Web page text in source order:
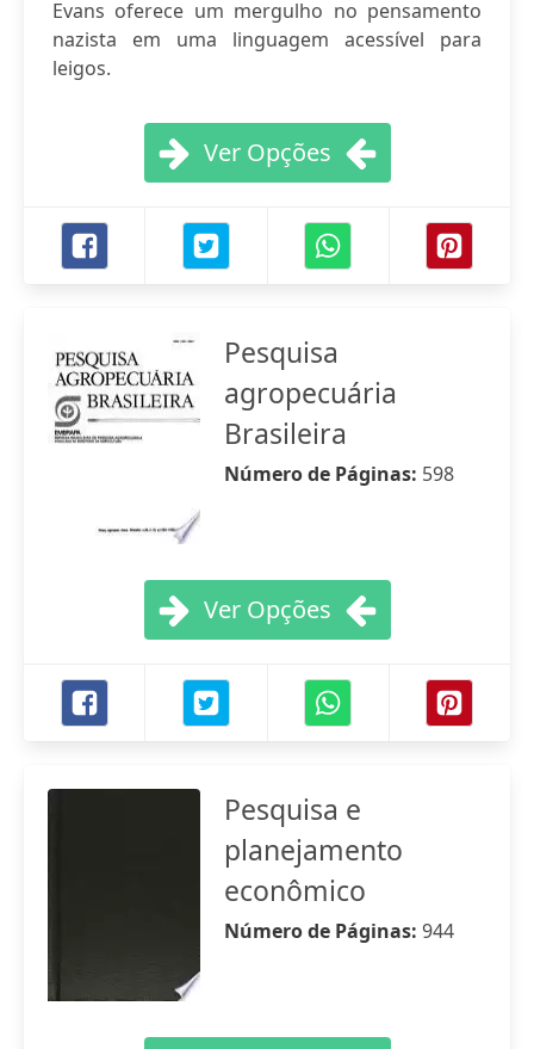
Evans oferece um mergulho no pensamento
nazista em uma linguagem acessível para
leigos.
Ver Opções
Pesquisa
agropecuária
Brasileira
Número de Páginas: 598
Ver Opções
Pesquisa e
planejamento
econômico
Número de Páginas: 944